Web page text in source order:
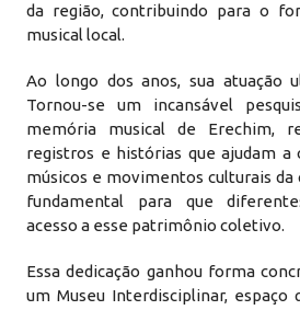
da região, contribuindo para o
musical local.
Ao longo dos anos, sua atuação
Tornou-se um incansável
memória musical de Erechim,
registros e histórias que ajudam
músicos e movimentos culturais da
fundamental para que
acesso a esse patrimônio coletivo.
Essa dedicação ganhou forma
um Museu Interdisciplinar, espaço